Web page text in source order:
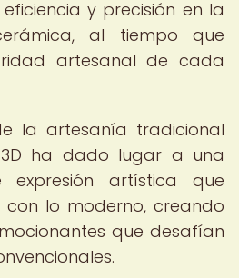
y precisión en la
al tiempo que
artesanal de cada
la artesanía tradicional
ha dado lugar a una
artística que
lo moderno, creando
que desafían